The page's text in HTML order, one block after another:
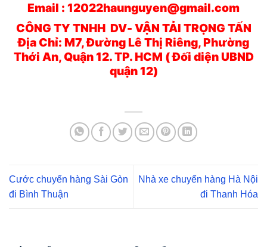
Email : 12022haunguyen@gmail.com
CÔNG TY TNHH DV- VẬN TẢI TRỌNG TẤN
Địa Chỉ: M7, Đường Lê Thị Riêng, Phường
Thới An, Quận 12. TP. HCM ( Đối diện UBND
quận 12)
Cước chuyển hàng Sài Gòn
đi Bình Thuận
Nhà xe chuyển hàng Hà Nội
đi Thanh Hóa